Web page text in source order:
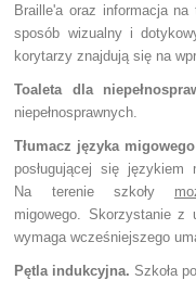
Braille'a oraz informacja na
sposób wizualny i
korytarzy znajdują się na
Toaleta dla
niepełnosprawnych.
Tłumacz języka
posługującej się językiem
Na terenie szkoły
migowego. Skorzystanie z
wymaga wcześniejszego
Pętla indukcyjna. Szkoła